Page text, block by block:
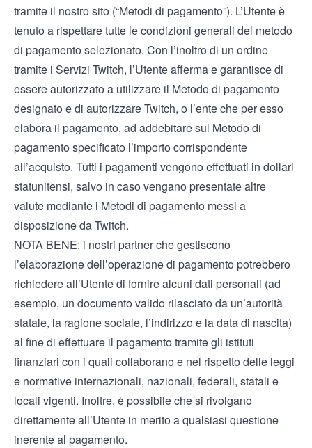
tramite il nostro sito (“Metodi di pagamento”). L’Utente è
tenuto a rispettare tutte le condizioni generali del metodo
di pagamento selezionato. Con l’inoltro di un ordine
tramite i Servizi Twitch, l’Utente afferma e garantisce di
essere autorizzato a utilizzare il Metodo di pagamento
designato e di autorizzare Twitch, o l’ente che per esso
elabora il pagamento, ad addebitare sul Metodo di
pagamento specificato l’importo corrispondente
all’acquisto. Tutti i pagamenti vengono effettuati in dollari
statunitensi, salvo in caso vengano presentate altre
valute mediante i Metodi di pagamento messi a
disposizione da Twitch.
NOTA BENE: i nostri partner che gestiscono
l’elaborazione dell’operazione di pagamento potrebbero
richiedere all’Utente di fornire alcuni dati personali (ad
esempio, un documento valido rilasciato da un’autorità
statale, la ragione sociale, l’indirizzo e la data di nascita)
al fine di effettuare il pagamento tramite gli istituti
finanziari con i quali collaborano e nel rispetto delle leggi
e normative internazionali, nazionali, federali, statali e
locali vigenti. Inoltre, è possibile che si rivolgano
direttamente all’Utente in merito a qualsiasi questione
inerente al pagamento.